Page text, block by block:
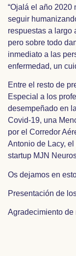
“Ojalá el año 2020
seguir
respuestas a largo
pero sobre todo
inmediato a las
enfermedad, un
Entre el resto de
Especial a los
desempeñado en
Covid-19, una
por el Corredor
Antonio de Lacy,
startup MJN
Os dejamos en
Presentación de
Agradecimiento de